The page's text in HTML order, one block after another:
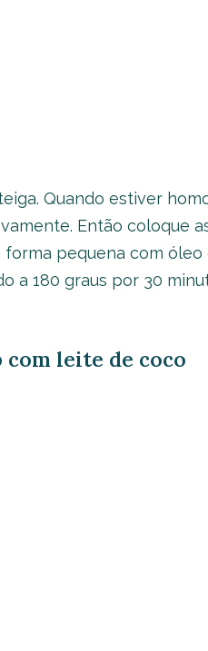
Quando estiver
Então coloque
pequena com
a 180 graus por 30
com leite de coco